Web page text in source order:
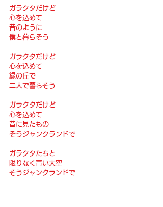
ガラクタだけど
心を込めて
昔のように
僕と暮らそう
ガラクタだけど
心を込めて
緑の丘で
二人で暮らそう
ガラクタだけど
心を込めて
昔に見たもの
そうジャンクランドで
ガラクタたちと
限りなく青い大空
そうジャンクランドで